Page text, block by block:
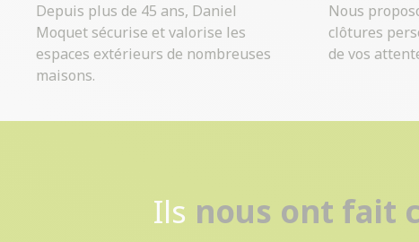
Depuis plus de 45 ans, Daniel
Moquet sécurise et valorise les
espaces extérieurs de nombreuses
maisons.
Nous
clôtures
de vos
Ils nous ont fait